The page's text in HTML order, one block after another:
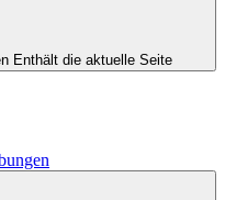
Enthält die aktuelle Seite